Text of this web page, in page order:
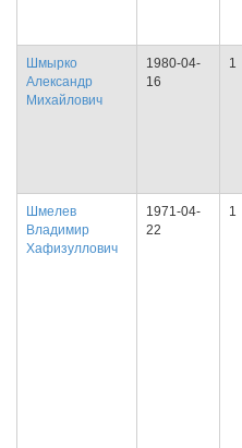
Шмырко
Александр
Михайлович
1980-04-
16
1
Шмелев
Владимир
Хафизуллович
1971-04-
22
1